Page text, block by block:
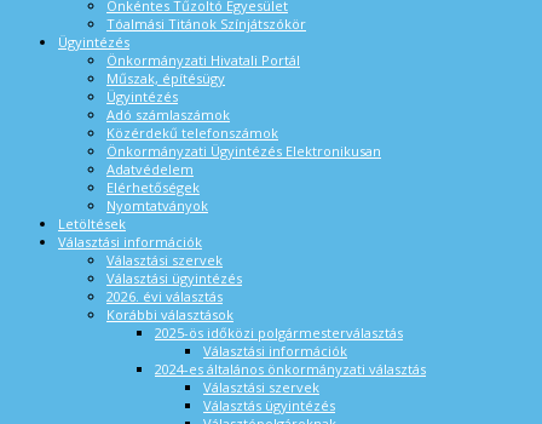
Önkéntes Tűzoltó Egyesület
Tóalmási Titánok Színjátszókör
Ügyintézés
Önkormányzati Hivatali Portál
Műszak, építésügy
Ügyintézés
Adó számlaszámok
Közérdekű telefonszámok
Önkormányzati Ügyintézés Elektronikusan
Adatvédelem
Elérhetőségek
Nyomtatványok
Letöltések
Választási információk
Választási szervek
Választási ügyintézés
2026. évi választás
Korábbi választások
2025-ös időközi polgármesterválasztás
Választási információk
2024-es általános önkormányzati választás
Választási szervek
Választás ügyintézés